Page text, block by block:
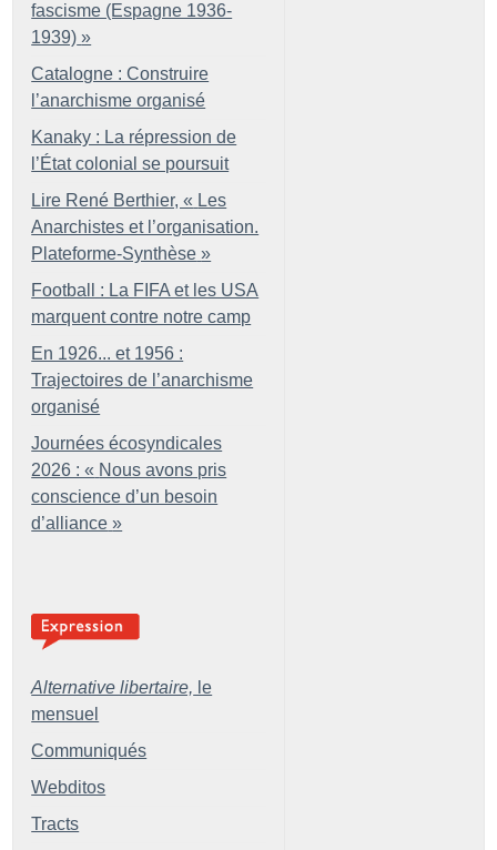
fascisme (Espagne 1936-
1939) »
Catalogne : Construire
l’anarchisme organisé
Kanaky : La répression de
l’État colonial se poursuit
Lire René Berthier, « Les
Anarchistes et l’organisation.
Plateforme-Synthèse »
Football : La FIFA et les USA
marquent contre notre camp
En 1926... et 1956 :
Trajectoires de l’anarchisme
organisé
Journées écosyndicales
2026 : « Nous avons pris
conscience d’un besoin
d’alliance »
Alternative libertaire, le
mensuel
Communiqués
Webditos
Tracts